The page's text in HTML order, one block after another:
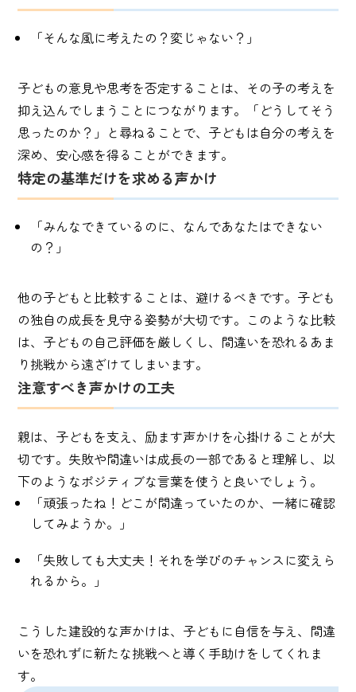
「そんな風に考えたの？変じゃない？」
子どもの意見や思考を否定することは、その子の考えを
抑え込んでしまうことにつながります。「どうしてそう
思ったのか？」と尋ねることで、子どもは自分の考えを
深め、安心感を得ることができます。
特定の基準だけを求める声かけ
「みんなできているのに、なんであなたはできない
の？」
他の子どもと比較することは、避けるべきです。子ども
の独自の成長を見守る姿勢が大切です。このような比較
は、子どもの自己評価を厳しくし、間違いを恐れるあま
り挑戦から遠ざけてしまいます。
注意すべき声かけの工夫
親は、子どもを支え、励ます声かけを心掛けることが大
切です。失敗や間違いは成長の一部であると理解し、以
下のようなポジティブな言葉を使うと良いでしょう。
「頑張ったね！どこが間違っていたのか、一緒に確認
してみようか。」
「失敗しても大丈夫！それを学びのチャンスに変えら
れるから。」
こうした建設的な声かけは、子どもに自信を与え、間違
いを恐れずに新たな挑戦へと導く手助けをしてくれま
す。